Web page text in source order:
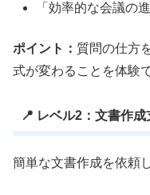
「効率的な会議の
ポイント： 質問の仕方
式が変わることを体験
📍 レベル2：文書作成
簡単な文書作成を依頼